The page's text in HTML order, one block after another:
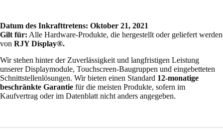
Datum des Inkrafttretens: Oktober 21, 2021
Gilt für: Alle Hardware-Produkte, die hergestellt oder geliefert werden
von RJY Display®.
Wir stehen hinter der Zuverlässigkeit und langfristigen Leistung
unserer Displaymodule, Touchscreen-Baugruppen und eingebetteten
Schnittstellenlösungen. Wir bieten einen Standard 12-monatige
beschränkte Garantie für die meisten Produkte, sofern im
Kaufvertrag oder im Datenblatt nicht anders angegeben.